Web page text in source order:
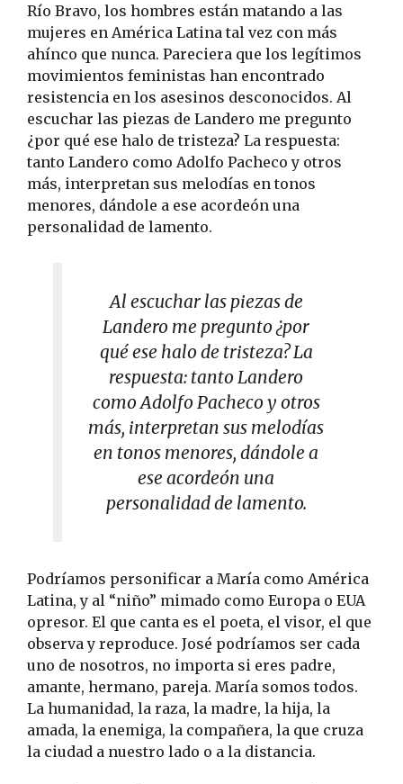
Río Bravo, los hombres están matando a las
mujeres en América Latina tal vez con más
ahínco que nunca. Pareciera que los legítimos
movimientos feministas han encontrado
resistencia en los asesinos desconocidos. Al
escuchar las piezas de Landero me pregunto
¿por qué ese halo de tristeza? La respuesta:
tanto Landero como Adolfo Pacheco y otros
más, interpretan sus melodías en tonos
menores, dándole a ese acordeón una
personalidad de lamento.
Al escuchar las piezas de
Landero me pregunto ¿por
qué ese halo de tristeza? La
respuesta: tanto Landero
como Adolfo Pacheco y otros
más, interpretan sus melodías
en tonos menores, dándole a
ese acordeón una
personalidad de lamento.
Podríamos personificar a María como América
Latina, y al “niño” mimado como Europa o EUA
opresor. El que canta es el poeta, el visor, el que
observa y reproduce. José podríamos ser cada
uno de nosotros, no importa si eres padre,
amante, hermano, pareja. María somos todos.
La humanidad, la raza, la madre, la hija, la
amada, la enemiga, la compañera, la que cruza
la ciudad a nuestro lado o a la distancia.